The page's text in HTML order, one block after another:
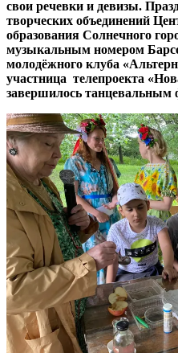
свои речевки и девизы.
творческих объединений
образования Солнечного
музыкальным номером
молодёжного клуба
участница телепроекта
завершилось